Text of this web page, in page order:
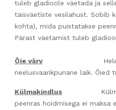
tuleb gladioole väetada ja
täisväetiste vesilahust. Sobib
kohta), mida puistatakse
Pärast väetamist tuleb
Õie värv
neelusvaarikpunane laik. Õied
Külmakindlus
peenras hoidmisega ei maksa